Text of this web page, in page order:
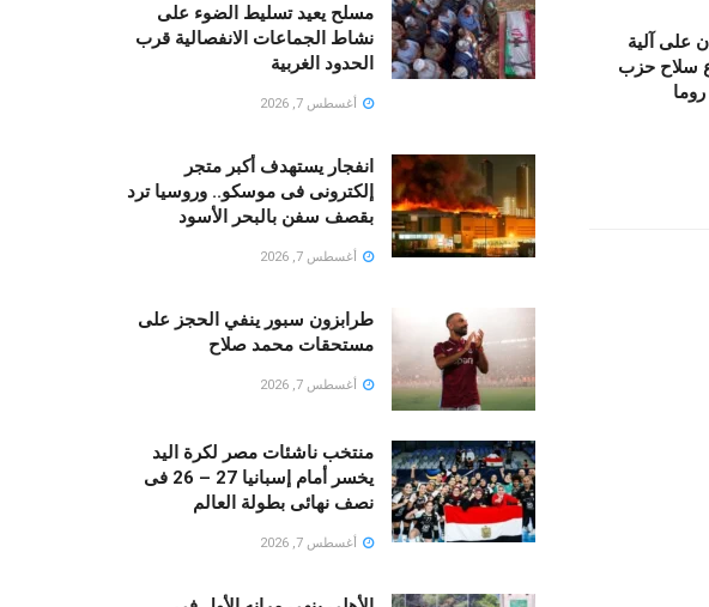
على آلية
سلاح حزب
مسلح يعيد تسليط الضوء على
نشاط الجماعات الانفصالية قرب
الحدود الغربية
أغسطس 7, 2026
انفجار يستهدف أكبر متجر
إلكترونى فى موسكو.. وروسيا ترد
بقصف سفن بالبحر الأسود
أغسطس 7, 2026
طرابزون سبور ينفي الحجز على
مستحقات محمد صلاح
أغسطس 7, 2026
منتخب ناشئات مصر لكرة اليد
يخسر أمام إسبانيا 27 – 26 فى
نصف نهائى بطولة العالم
أغسطس 7, 2026